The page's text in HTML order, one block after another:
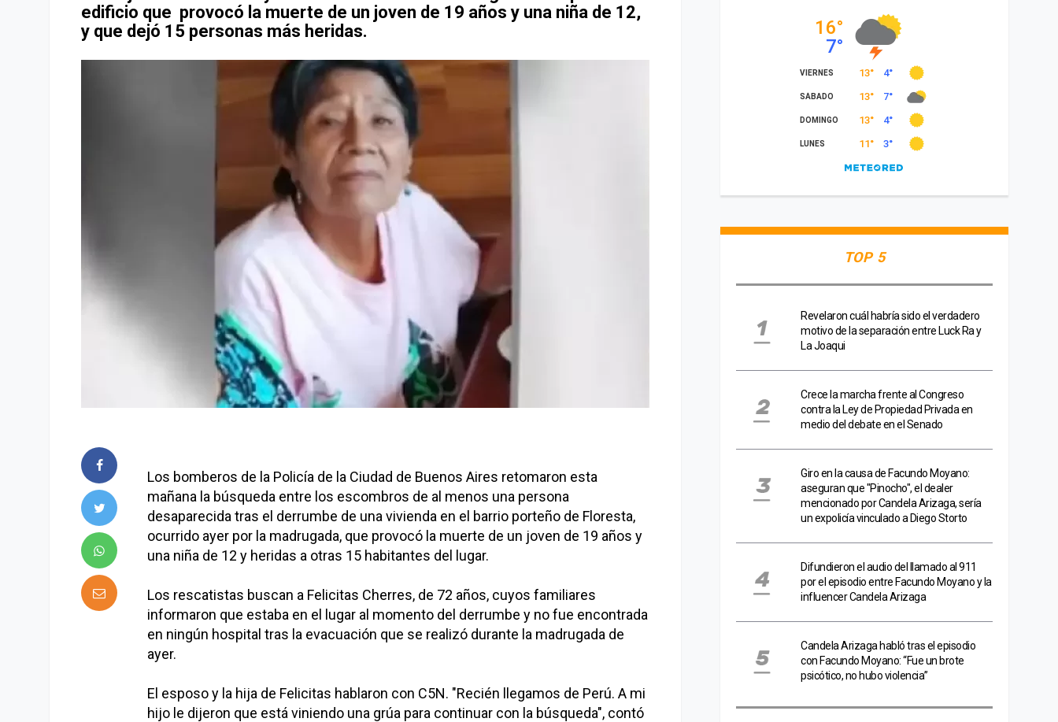
edificio que provocó la muerte de un joven de 19 años y una niña de 12,
y que dejó 15 personas más heridas.
Los bomberos de la Policía de la Ciudad de Buenos Aires retomaron esta
mañana la búsqueda entre los escombros de al menos una persona
desaparecida tras el derrumbe de una vivienda en el barrio porteño de Floresta,
ocurrido ayer por la madrugada, que provocó la muerte de un joven de 19 años y
una niña de 12 y heridas a otras 15 habitantes del lugar.
Los rescatistas buscan a Felicitas Cherres, de 72 años, cuyos familiares
informaron que estaba en el lugar al momento del derrumbe y no fue encontrada
en ningún hospital tras la evacuación que se realizó durante la madrugada de
ayer.
El esposo y la hija de Felicitas hablaron con C5N. "Recién llegamos de Perú. A mi
hijo le dijeron que está viniendo una grúa para continuar con la búsqueda", contó
TOP 5
Revelaron cuál habría sido el verdadero
motivo de la separación entre Luck Ra y
La Joaqui
Crece la marcha frente al Congreso
contra la Ley de Propiedad Privada en
medio del debate en el Senado
Giro en la causa de Facundo Moyano:
aseguran que "Pinocho", el dealer
mencionado por Candela Arizaga, sería
un expolicía vinculado a Diego Storto
Difundieron el audio del llamado al 911
por el episodio entre Facundo Moyano y la
influencer Candela Arizaga
Candela Arizaga habló tras el episodio
con Facundo Moyano: “Fue un brote
psicótico, no hubo violencia”